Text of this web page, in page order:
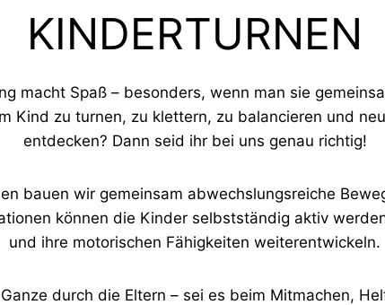
KINDERTURNEN
macht Spaß – besonders, wenn man sie
Kind zu turnen, zu klettern, zu balancieren und
entdecken? Dann seid ihr bei uns genau richtig!
bauen wir gemeinsam abwechslungsreiche
können die Kinder selbstständig aktiv
und ihre motorischen Fähigkeiten weiterentwickeln.
durch die Eltern – sei es beim Mitmachen,